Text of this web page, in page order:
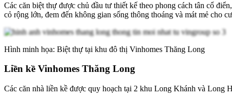
Các căn biệt thự được chủ đầu tư thiết kế theo phong cách tân cổ
cỏ rộng lớn, đem đến không gian sống thông thoáng và mát mẻ cho
Hình minh họa: Biệt thự tại khu đô thị Vinhomes Thăng Long
Liền kề Vinhomes Thăng Long
Các căn nhà liền kề được quy hoạch tại 2 khu Long Khánh và Long